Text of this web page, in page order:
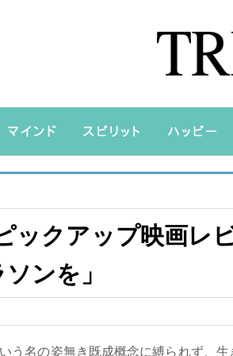
ックアップ映画レ
ンを」
う名の姿無き既成概念に縛られず、生